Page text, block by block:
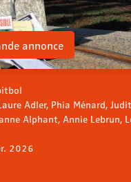
annonce
Adler, Phia Ménard,
Alphant, Annie Lebrun,
2026